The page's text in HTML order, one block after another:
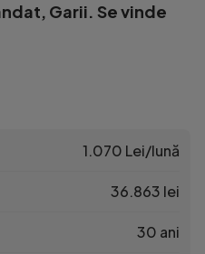
Garii. Se vinde
1.070 Lei/lună
36.863 lei
30 ani